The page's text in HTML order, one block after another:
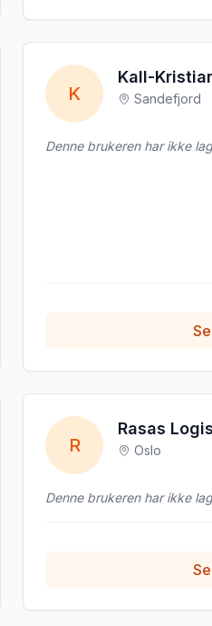
K
Kall-
Sandefjord
Denne brukeren har ikke
R
Rasas
Oslo
Denne brukeren har ikke